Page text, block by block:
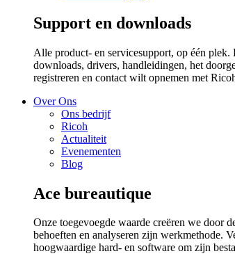
Support en downloads
Alle product- en servicesupport, op één
downloads, drivers, handleidingen, het
registreren en contact wilt opnemen met
Over Ons
Ons bedrijf
Ricoh
Actualiteit
Evenementen
Blog
Ace bureautique
Onze toegevoegde waarde creëren we door
behoeften en analyseren zijn werkmethode.
hoogwaardige hard- en software om zijn